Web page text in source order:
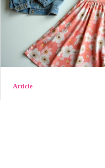
Article